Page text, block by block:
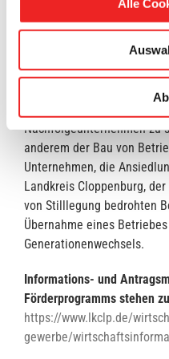
Alle
Kreis und Kommunen
313.000 Euro pro Jahr.
Städten und Gemeinden
Nachfolgeunternehmen zu
anderem der Bau von
Unternehmen, die
Landkreis Cloppenburg,
von Stilllegung bedrohten
Übernahme eines
Generationenwechsels.
Informations- und
Förderprogramms stehen
https://www.lkclp.de/
gewerbe/